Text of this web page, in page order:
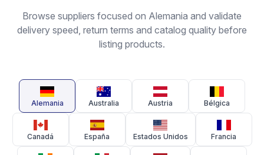
Browse suppliers focused on Alemania and validate
delivery speed, return terms and catalog quality before
listing products.
Alemania Australia Austria Bélgica
Canadá España Estados Unidos Francia